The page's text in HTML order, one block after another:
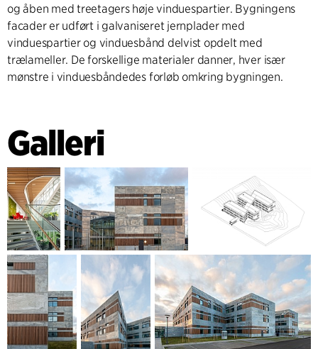
og åben med treetagers høje vinduespartier. Bygningens
facader er udført i galvaniseret jernplader med
vinduespartier og vinduesbånd delvist opdelt med
trælameller. De forskellige materialer danner, hver især
mønstre i vinduesbåndedes forløb omkring bygningen.
Galleri